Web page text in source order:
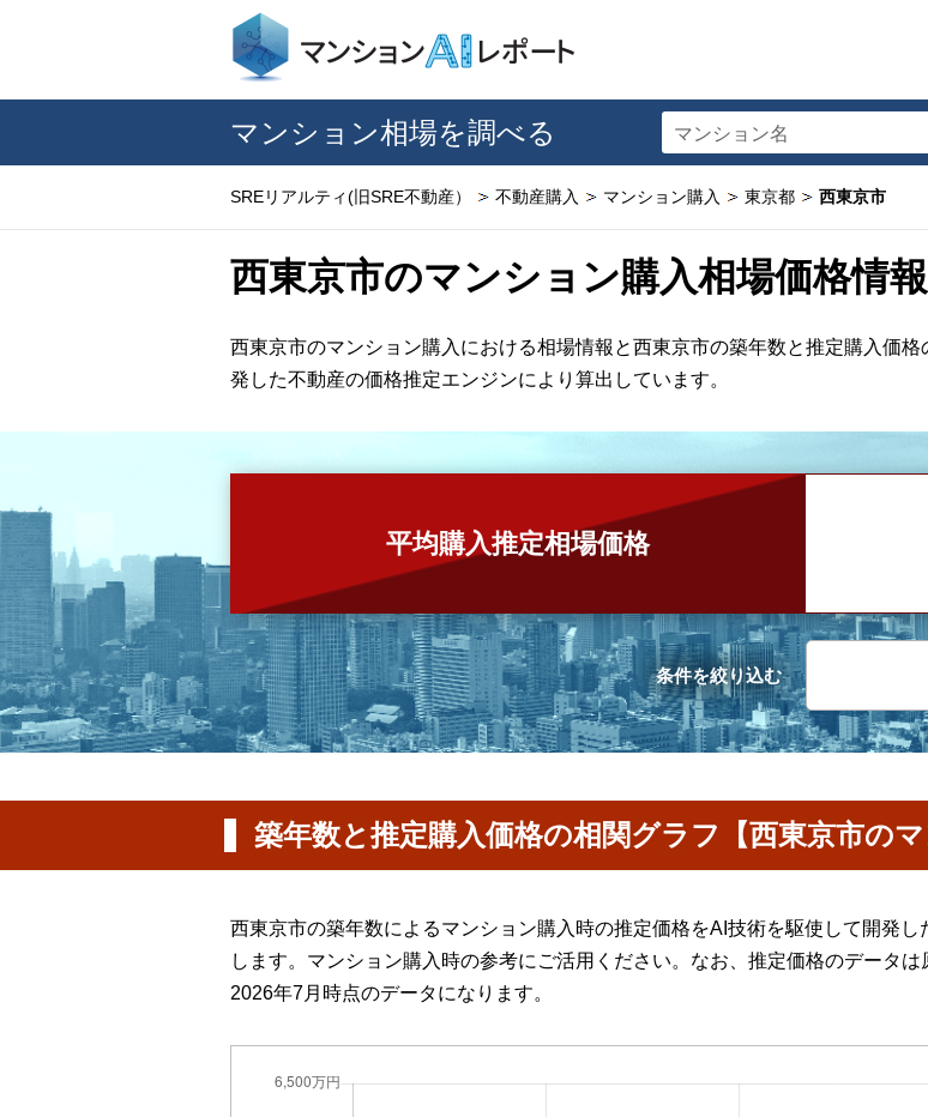
マンション相場を調べる マンション名
SREリアルティ(旧SRE不動産） 不動産購入 マンション購入 東京都 西東京市
西東京市のマンション購入相場価格情報
西東京市のマンション購入における相場情報と西東京市の築年数と推定購入価
発した不動産の価格推定エンジンにより算出しています。
平均購入推定相場価格
条件を絞り込む
築年数と推定購入価格の相関グラフ【西東京市のマ
西東京市の築年数によるマンション購入時の推定価格をAI技術を駆使して開発
します。マンション購入時の参考にご活用ください。なお、推定価格のデータ
2026年7月時点のデータになります。